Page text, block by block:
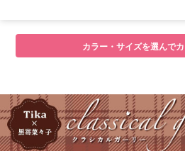
カラー・サイズを選んで